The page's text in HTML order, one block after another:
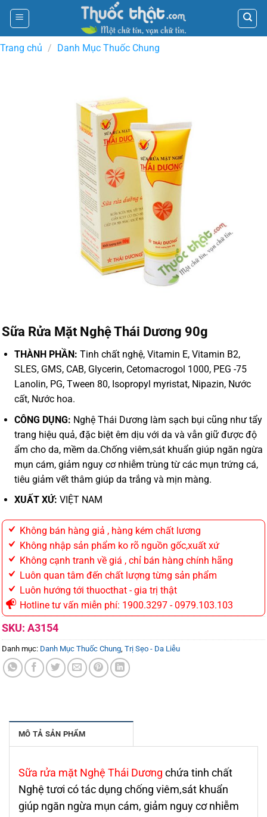
Skip
content
Trang chủ / Danh Mục Thuốc Chung
Sữa Rửa Mặt Nghệ Thái Dương 90g
THÀNH PHẦN: Tinh chất nghệ, Vitamin E, Vitamin B2,
SLES, GMS, CAB, Glycerin, Cetomacrogol 1000, PEG -75
Lanolin, PG, Tween 80, Isopropyl myristat, Nipazin, Nước
cất, Nước hoa.
CÔNG DỤNG: Nghệ Thái Dương làm sạch bụi cũng nh­ư tẩy
trang hiệu quả, đặc biệt êm dịu với da và vẫn giữ được độ
ẩm cho da, mềm da.Chống viêm,sát khuẩn giúp ngăn ngừa
mụn cám, giảm nguy cơ nhiễm trùng từ các mụn trứng cá,
tiêu giảm vết thâm giúp da trắng và mịn màng.
XUẤT XỨ: VIỆT NAM
Không bán hàng giả , hàng kém chất lương
Không nhập sản phẩm ko rõ nguồn gốc,xuất xứ
Không cạnh tranh về giá , chỉ bán hàng chính hãng
Luôn quan tâm đến chất lượng từng sản phẩm
Luôn hướng tới thuocthat - gia trị thật
Hotline tư vấn miễn phí: 1900.3297 - 0979.103.103
SKU: A3154
Danh mục: Danh Mục Thuốc Chung, Trị Sẹo - Da Liễu
MÔ TẢ SẢN PHẨM
Sữa rửa mặt Nghệ Thái D­ương chứa tinh chất
Nghệ t­ươi có tác dụng chống viêm,sát khuẩn
giúp ngăn ngừa mụn cám, giảm nguy cơ nhiễm